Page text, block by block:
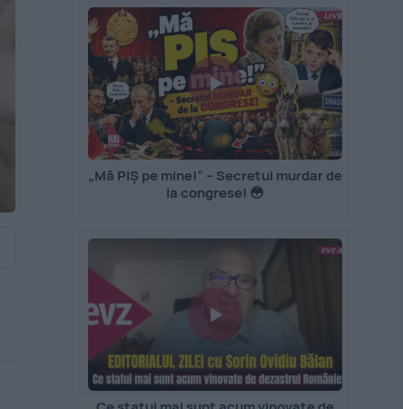
„Mă PIȘ pe mine!” – Secretul murdar de
la congrese! 😳